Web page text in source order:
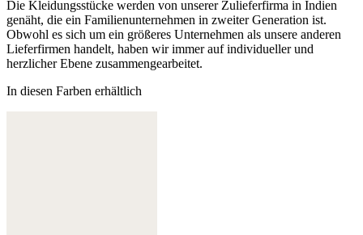
Die Kleidungsstücke werden von unserer Zulieferfirma in Indien
genäht, die ein Familienunternehmen in zweiter Generation ist.
Obwohl es sich um ein größeres Unternehmen als unsere anderen
Lieferfirmen handelt, haben wir immer auf individueller und
herzlicher Ebene zusammengearbeitet.
In diesen Farben erhältlich